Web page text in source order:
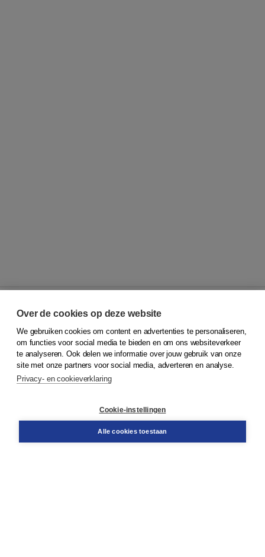
© 2026Koninklijke Boom uitgevers
Klantenservice
Service & informatie
Contact
Over de cookies op deze website
We gebruiken cookies om content en advertenties te personaliseren,
om functies voor social media te bieden en om ons websiteverkeer
te analyseren. Ook delen we informatie over jouw gebruik van onze
site met onze partners voor social media, adverteren en analyse.
Privacy- en cookieverklaring
Cookie-instellingen
Alle cookies toestaan